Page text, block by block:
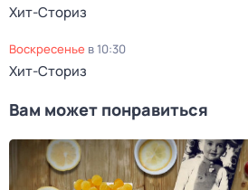
Хит-Сториз
воскресенье в10:30
Хит-Сториз
Вам может понравиться